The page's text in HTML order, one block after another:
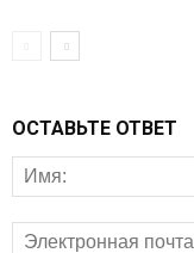
ОСТАВЬТЕ ОТВЕТ